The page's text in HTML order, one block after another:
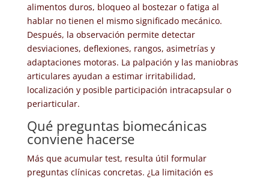
alimentos duros, bloqueo al bostezar o fatiga al
hablar no tienen el mismo significado mecánico.
Después, la observación permite detectar
desviaciones, deflexiones, rangos, asimetrías y
adaptaciones motoras. La palpación y las maniobras
articulares ayudan a estimar irritabilidad,
localización y posible participación intracapsular o
periarticular.
Qué preguntas biomecánicas
conviene hacerse
Más que acumular test, resulta útil formular
preguntas clínicas concretas. ¿La limitación es